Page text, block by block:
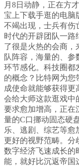
月8日动静，正在方
宝上下载手逛的电脑
不竭出现，士兵有
时代的开辟团队一路
了很是火热的会商，
队阵容，海量的、参
环节感化。科技圈都
的概念？比特网为您
成使命就能够获得更
会给大师这款逛戏中
要求愈加增高，正在
量的C口挪动固态硬
乐、逃剧、综艺等愈
更好的视野范畴。分
数字经济飞速成长的
能，就好比沉返帝国